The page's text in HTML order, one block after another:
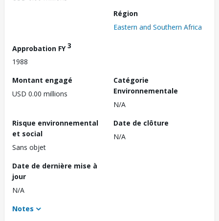
Région
Eastern and Southern Africa
Approbation FY3
1988
Montant engagé
USD 0.00 millions
Catégorie
Environnementale
N/A
Risque environnemental
et social
Sans objet
Date de clôture
N/A
Date de dernière mise à
jour
N/A
Notes